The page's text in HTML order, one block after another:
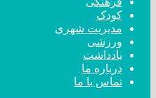
کودک
مدیریت شهری
ورزشی
یادداشت
درباره ما
تماس با ما